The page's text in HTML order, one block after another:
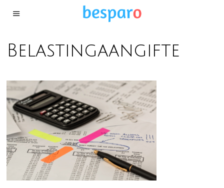
Belastingaangifte